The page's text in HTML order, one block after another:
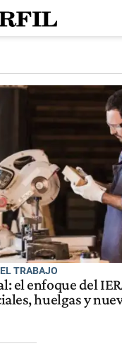
TRABAJO
el enfoque del
huelgas y